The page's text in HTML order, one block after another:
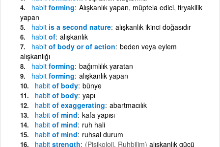
habit forming Alışkanlık yapan, müptela edici, tiryakilik
yapan
habit is a second nature alışkanlık ikinci doğasıdır
habit of alışkanlık
habit of body or of action beden veya eylem
alışkanlığı
habit forming bağımlılık yaratan
habit forming alışkanlık yapan
habit of body bünye
habit of body yapı
habit of exaggerating abartmacılık
habit of mind kafa yapısı
habit of mind ruh hali
habit of mind ruhsal durum
habit strength (Pisikoloji, Ruhbilim) alışkanlık gücü